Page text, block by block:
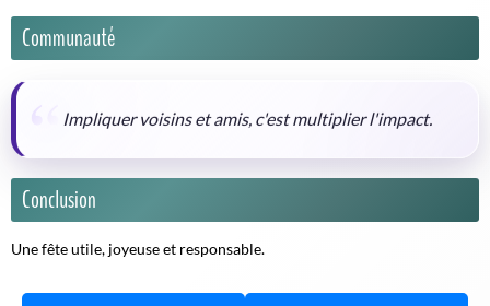
Communauté
Impliquer voisins et amis, c'est multiplier l'impact.
Conclusion
Une fête utile, joyeuse et responsable.